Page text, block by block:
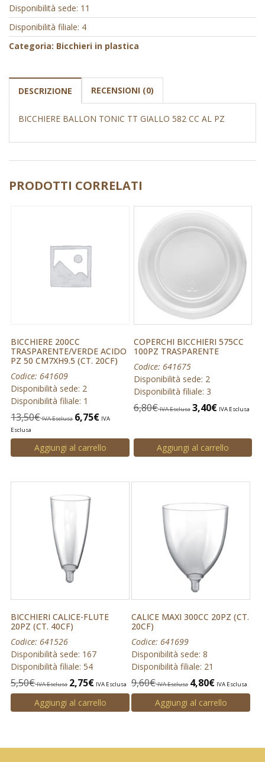
Disponibilità sede: 11
Disponibilità filiale: 4
Categoria: Bicchieri in plastica
DESCRIZIONE RECENSIONI (0)
BICCHIERE BALLON TONIC TT GIALLO 582 CC AL PZ
PRODOTTI CORRELATI
BICCHIERE 200CC
TRASPARENTE/VERDE ACIDO
PZ 50 CM7XH9.5 (CT. 20CF)
Codice: 641609
Disponibilità sede: 2
Disponibilità filiale: 1
13,50€ IVA Esclusa 6,75€ IVA
Esclusa
Aggiungi al carrello
COPERCHI BICCHIERI 575CC
100PZ TRASPARENTE
Codice: 641675
Disponibilità sede: 2
Disponibilità filiale: 3
6,80€ IVA Esclusa 3,40€ IVA Esclusa
Aggiungi al carrello
BICCHIERI CALICE-FLUTE
20PZ (CT. 40CF)
Codice: 641526
Disponibilità sede: 167
Disponibilità filiale: 54
5,50€ IVA Esclusa 2,75€ IVA Esclusa
Aggiungi al carrello
CALICE MAXI 300CC 20PZ (CT.
20CF)
Codice: 641699
Disponibilità sede: 8
Disponibilità filiale: 21
9,60€ IVA Esclusa 4,80€ IVA Esclusa
Aggiungi al carrello